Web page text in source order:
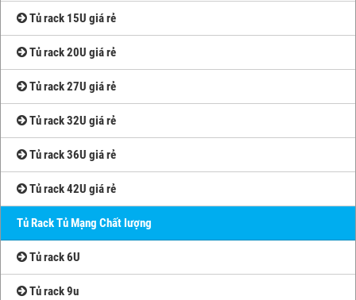
Tủ rack 15U giá rẻ
Tủ rack 20U giá rẻ
Tủ rack 27U giá rẻ
Tủ rack 32U giá rẻ
Tủ rack 36U giá rẻ
Tủ rack 42U giá rẻ
Tủ Rack Tủ Mạng Chất lượng
Tủ rack 6U
Tủ rack 9u